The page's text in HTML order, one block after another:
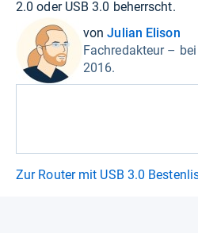
2.0 oder USB 3.0 beherrscht.
vonJulian Elison
Fachredakteur –
2016.
Zur Router mit USB 3.0